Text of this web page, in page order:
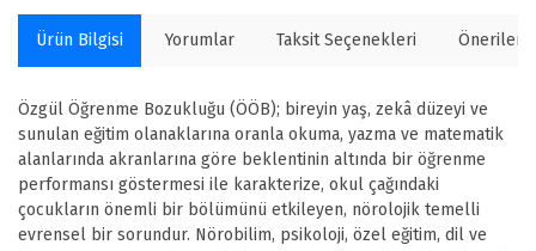
Ürün Bilgisi Yorumlar Taksit Seçenekleri
Özgül Öğrenme Bozukluğu (ÖÖB); bireyin yaş, zekâ düzeyi ve
sunulan eğitim olanaklarına oranla okuma, yazma ve matematik
alanlarında akranlarına göre beklentinin altında bir öğrenme
performansı göstermesi ile karakterize, okul çağındaki
çocukların önemli bir bölümünü etkileyen, nörolojik temelli
evrensel bir sorundur. Nörobilim, psikoloji, özel eğitim, dil ve